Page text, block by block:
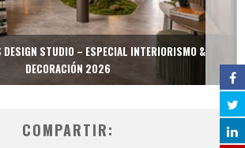
DESIGN STUDIO – ESPECIAL INTERIORISMO &
DECORACIÓN 2026
COMPARTIR: